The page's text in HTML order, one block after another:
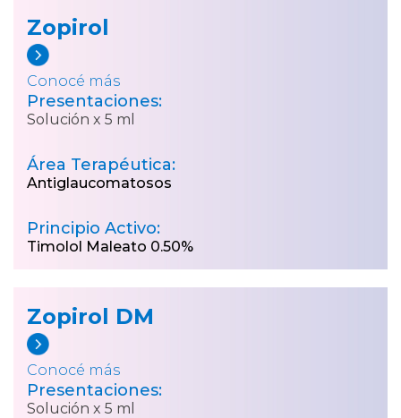
Zopirol
Conocé más
Presentaciones:
Solución x 5 ml
Área Terapéutica:
Antiglaucomatosos
Principio Activo:
Timolol Maleato 0.50%
Zopirol DM
Conocé más
Presentaciones:
Solución x 5 ml